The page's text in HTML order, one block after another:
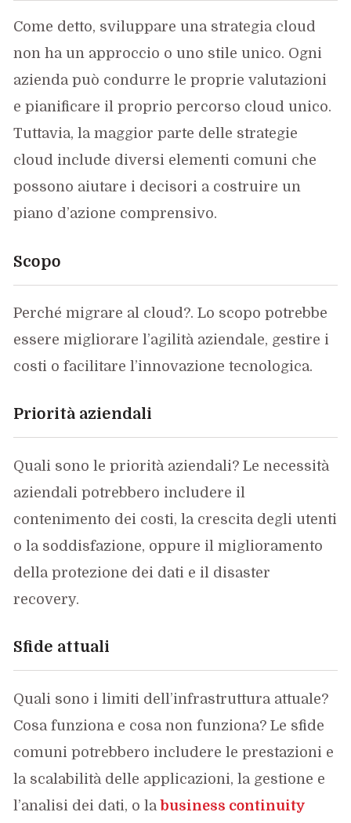
Come detto, sviluppare una strategia cloud
non ha un approccio o uno stile unico. Ogni
azienda può condurre le proprie valutazioni
e pianificare il proprio percorso cloud unico.
Tuttavia, la maggior parte delle strategie
cloud include diversi elementi comuni che
possono aiutare i decisori a costruire un
piano d’azione comprensivo.
Scopo
Perché migrare al cloud?. Lo scopo potrebbe
essere migliorare l’agilità aziendale, gestire i
costi o facilitare l’innovazione tecnologica.
Priorità aziendali
Quali sono le priorità aziendali? Le necessità
aziendali potrebbero includere il
contenimento dei costi, la crescita degli utenti
o la soddisfazione, oppure il miglioramento
della protezione dei dati e il disaster
recovery.
Sfide attuali
Quali sono i limiti dell’infrastruttura attuale?
Cosa funziona e cosa non funziona? Le sfide
comuni potrebbero includere le prestazioni e
la scalabilità delle applicazioni, la gestione e
l’analisi dei dati, o labusiness continuity